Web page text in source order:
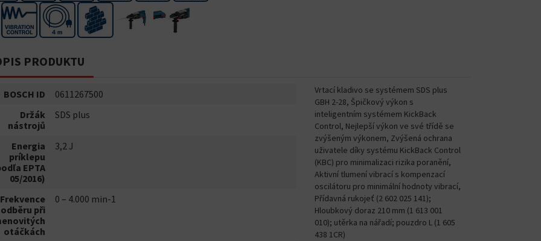
PRODUKTU
Vrtací kladivo se systémem SDS plus
GBH 2-28, Špičkový výkon s
inteligentním systémem KickBack
Control, Nejlepší výkon ve své třídě se
zvýšeným výkonem, Zvýšená ochrana
uživatele díky systému KickBack Control
(KBC) pro minimalizaci rizika poranění,
Aktivní tlumení vibrací s kompenzací
oscilátoru pro minimální hodnoty vibrací,
Přídavná rukojeť (2 602 025 141);
Hloubkový doraz 210 mm (1 613 001
010); utěrka na nářadí; pouzdro L (1 605
438 1CR)
BOSCH ID
0611267500
Držák
nástrojů
SDS plus
Energia
príklepu
EPTA
05/2016)
3,2 J
Frekvence
odběru při
otáčkách
0 – 4.000 min-1